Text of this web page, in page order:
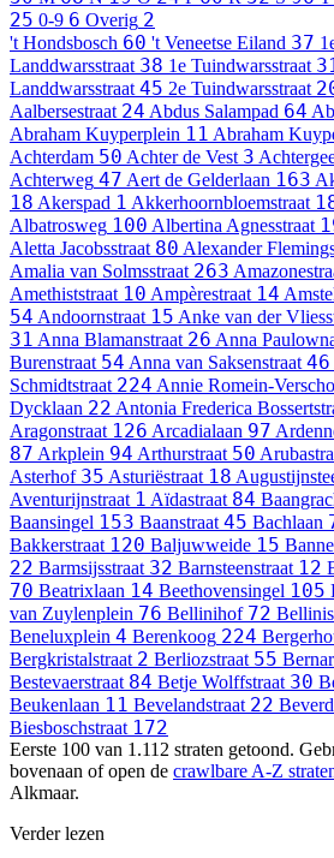
25 0-9 6 Overig 2
't Hondsbosch 60 't Veneetse Eiland 37
Landdwarsstraat 38 1e Tuindwarsstraat
Landdwarsstraat 45 2e Tuindwarsstraat
Aalbersestraat 24 Abdus Salampad 64
Abraham Kuyperplein 11 Abraham
Achterdam 50 Achter de Vest 3
Achterweg 47 Aert de Gelderlaan 163
18 Akerspad 1 Akkerhoornbloemstraat
Albatrosweg 100 Albertina Agnesstraat
Aletta Jacobsstraat 80 Alexander
Amalia van Solmsstraat 263
Amethiststraat 10 Ampèrestraat 14
54 Andoornstraat 15 Anke van der
31 Anna Blamanstraat 26 Anna
Burenstraat 54 Anna van Saksenstraat 46
Schmidtstraat 224 Annie Romein-
Dycklaan 22 Antonia Frederica
Aragonstraat 126 Arcadialaan 97
87 Arkplein 94 Arthurstraat 50
Asterhof 35 Asturiëstraat 18
Aventurijnstraat 1 Aïdastraat 84
Baansingel 153 Baanstraat 45 Bachlaan
Bakkerstraat 120 Baljuwweide 15
22 Barmsijsstraat 32 Barnsteenstraat 12
70 Beatrixlaan 14 Beethovensingel 105
van Zuylenplein 76 Bellinihof 72
Beneluxplein 4 Berenkoog 224
Bergkristalstraat 2 Berliozstraat 55
Bestevaerstraat 84 Betje Wolffstraat 30
Beukenlaan 11 Bevelandstraat 22
Biesboschstraat 172
Eerste 100 van 1.112 straten getoond.
bovenaan of open de crawlbare A-Z
Alkmaar.
Verder lezen